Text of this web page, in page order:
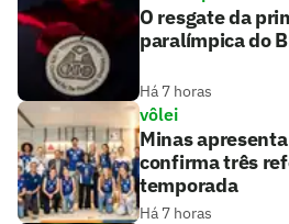
O resgate da
paralímpica do
Há 7 horas
vôlei
Minas
confirma três
temporada
Há 7 horas